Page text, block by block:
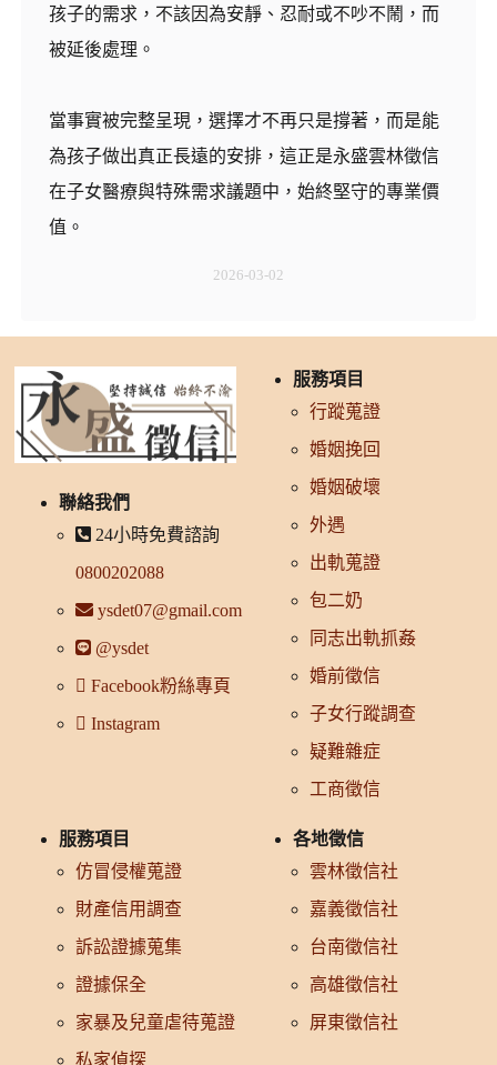
孩子的需求，不該因為安靜、忍耐或不吵不鬧，而
被延後處理。
當事實被完整呈現，選擇才不再只是撐著，而是能
為孩子做出真正長遠的安排，這正是永盛雲林徵信
在子女醫療與特殊需求議題中，始終堅守的專業價
值。
2026-03-02
聯絡我們
24小時免費諮詢
0800202088
ysdet07@gmail.com
@ysdet
Facebook粉絲專頁
Instagram
服務項目
行蹤蒐證
婚姻挽回
婚姻破壞
外遇
出軌蒐證
包二奶
同志出軌抓姦
婚前徵信
子女行蹤調查
疑難雜症
工商徵信
服務項目
仿冒侵權蒐證
財產信用調查
訴訟證據蒐集
證據保全
家暴及兒童虐待蒐證
私家偵探
各地徵信
雲林徵信社
嘉義徵信社
台南徵信社
高雄徵信社
屏東徵信社